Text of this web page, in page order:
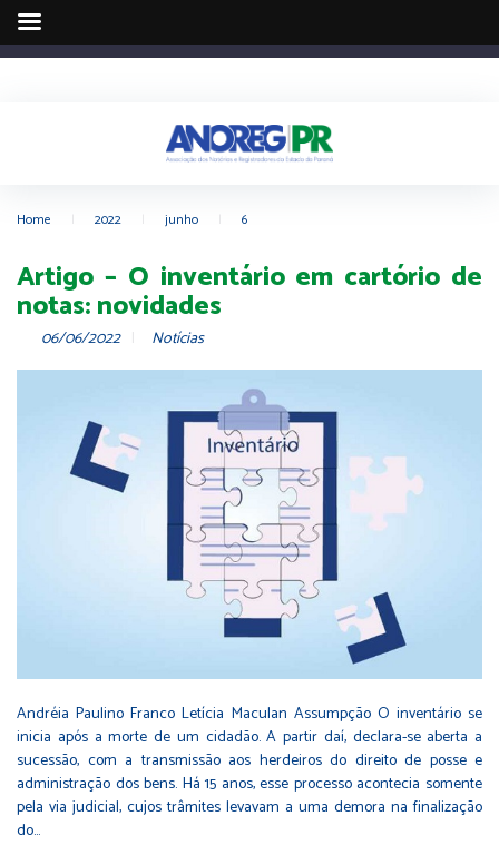
Home 2022 junho 6
Artigo – O inventário em cartório de
notas: novidades
06/06/2022 Notícias
Andréia Paulino Franco Letícia Maculan Assumpção O inventário se
inicia após a morte de um cidadão. A partir daí, declara-se aberta a
sucessão, com a transmissão aos herdeiros do direito de posse e
administração dos bens. Há 15 anos, esse processo acontecia somente
pela via judicial, cujos trâmites levavam a uma demora na finalização
do…